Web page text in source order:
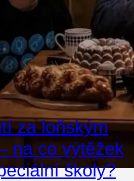
za loňským
na co výtěžek
školy?